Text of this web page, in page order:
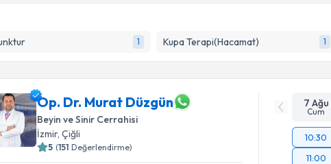
1 Kupa Terapi(Hacamat) 1
Op. Dr. Murat Düzgün
Beyin ve Sinir Cerrahisi
İzmir,Çiğli
5 (151 Değerlendirme)
7 Ağu
Cum
10:30
11:00